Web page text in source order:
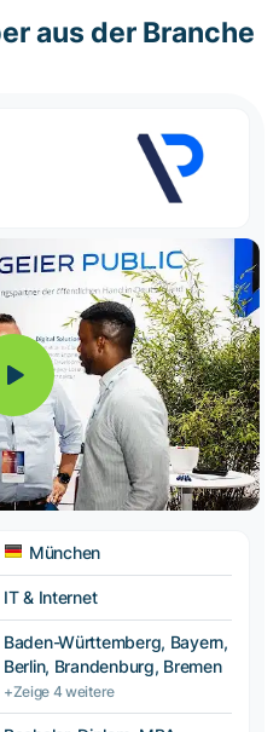
aus der Branche
München
IT & Internet
Baden-Württemberg, Bayern,
Berlin, Brandenburg, Bremen
+Zeige 4 weitere